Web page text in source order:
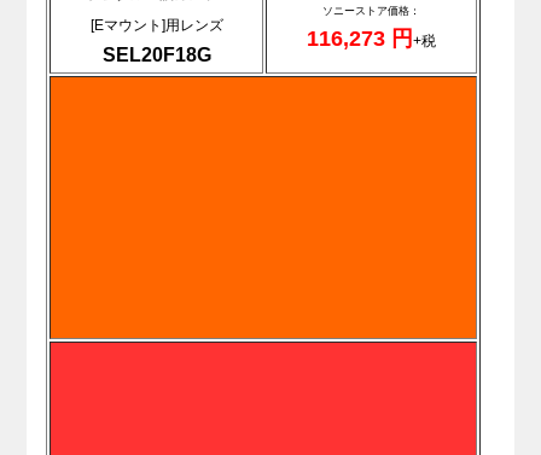
[Eマウント]用レンズ
SEL20F18G
ソニーストア価格：
116,273 円+税